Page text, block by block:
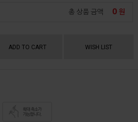
총 상품 금액 0 원
ADD TO CART WISH LIST